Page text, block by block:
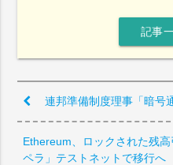
記事
連邦準備制度理事「暗号
Ethereum、ロックされた残
ペラ」テストネットで移行へ